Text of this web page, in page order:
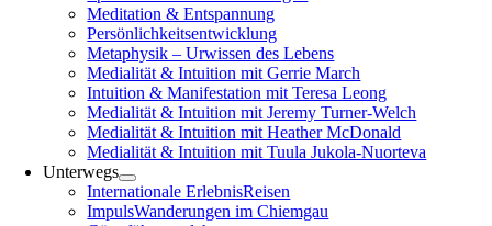
Meditation & Entspannung
Persönlichkeitsentwicklung
Metaphysik – Urwissen des Lebens
Medialität & Intuition mit Gerrie March
Intuition & Manifestation mit Teresa Leong
Medialität & Intuition mit Jeremy Turner-Welch
Medialität & Intuition mit Heather McDonald
Medialität & Intuition mit Tuula Jukola-Nuorteva
Unterwegs
Internationale ErlebnisReisen
ImpulsWanderungen im Chiemgau